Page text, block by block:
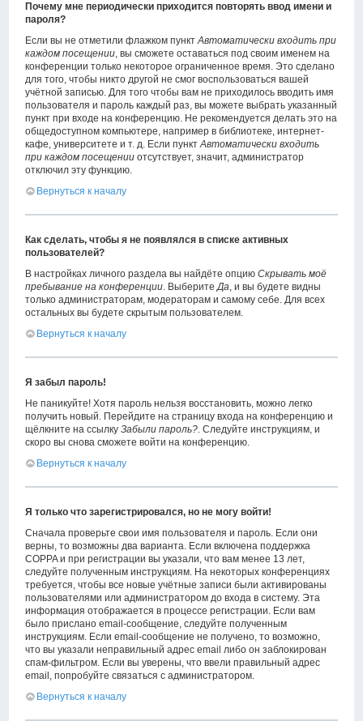
Почему мне периодически приходится повторять ввод имени и
пароля?
Если вы не отметили флажком пунктАвтоматически входить при
каждом посещении, вы сможете оставаться под своим именем на
конференции только некоторое ограниченное время. Это сделано
для того, чтобы никто другой не смог воспользоваться вашей
учётной записью. Для того чтобы вам не приходилось вводить имя
пользователя и пароль каждый раз, вы можете выбрать указанный
пункт при входе на конференцию. Не рекомендуется делать это на
общедоступном компьютере, например в библиотеке, интернет-
кафе, университете и т. д. Если пунктАвтоматически входить
при каждом посещении отсутствует, значит, администратор
отключил эту функцию.
Вернуться к началу
Как сделать, чтобы я не появлялся в списке активных
пользователей?
В настройках личного раздела вы найдёте опциюСкрывать моё
пребывание на конференции. ВыберитеДа, и вы будете видны
только администраторам, модераторам и самому себе. Для всех
остальных вы будете скрытым пользователем.
Вернуться к началу
Я забыл пароль!
Не паникуйте! Хотя пароль нельзя восстановить, можно легко
получить новый. Перейдите на страницу входа на конференцию и
щёлкните на ссылкуЗабыли пароль?. Следуйте инструкциям, и
скоро вы снова сможете войти на конференцию.
Вернуться к началу
Я только что зарегистрировался, но не могу войти!
Сначала проверьте свои имя пользователя и пароль. Если они
верны, то возможны два варианта. Если включена поддержка
COPPA и при регистрации вы указали, что вам менее 13 лет,
следуйте полученным инструкциям. На некоторых конференциях
требуется, чтобы все новые учётные записи были активированы
пользователями или администратором до входа в систему. Эта
информация отображается в процессе регистрации. Если вам
было прислано email-сообщение, следуйте полученным
инструкциям. Если email-сообщение не получено, то возможно,
что вы указали неправильный адрес email либо он заблокирован
спам-фильтром. Если вы уверены, что ввели правильный адрес
email, попробуйте связаться с администратором.
Вернуться к началу